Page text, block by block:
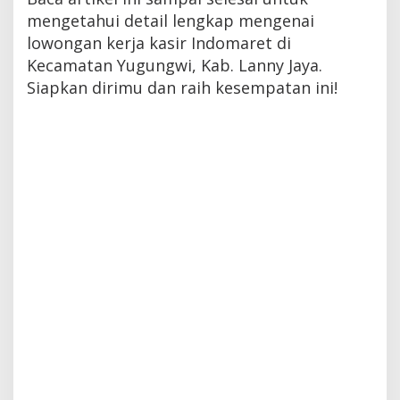
mengetahui detail lengkap mengenai
lowongan kerja kasir Indomaret di
Kecamatan Yugungwi, Kab. Lanny Jaya.
Siapkan dirimu dan raih kesempatan ini!